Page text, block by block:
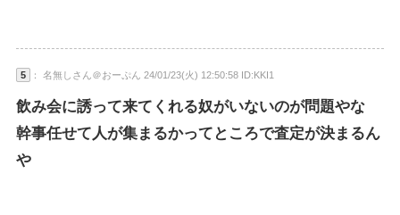
5 ： 名無しさん＠おーぷん 24/01/23(火) 12:50:58 ID:KKI1
飲み会に誘って来てくれる奴がいないのが問題やな
幹事任せて人が集まるかってところで査定が決まるん
や